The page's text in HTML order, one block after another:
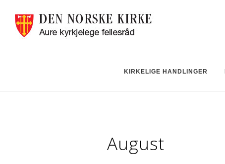
KIRKELIGE HANDLINGER
August